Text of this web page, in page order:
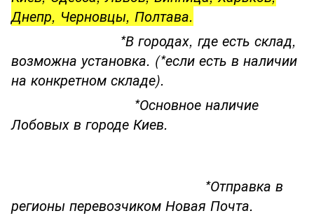
Днепр, Черновцы, Полтава.
*В городах, где есть склад,
возможна установка. (*если есть в наличии
на конкретном складе).
*Основное наличие
Лобовых в городе Киев.
*Отправка в
регионы перевозчиком Новая Почта.